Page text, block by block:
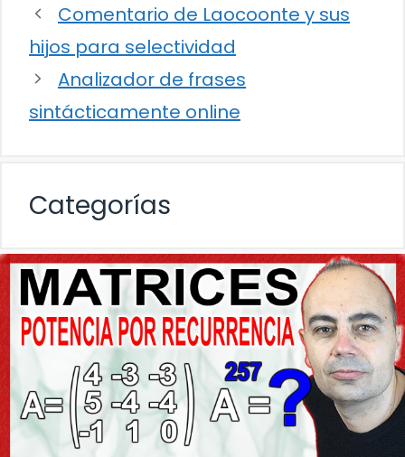
Comentario de Laocoonte y sus
hijos para selectividad
Analizador de frases
sintácticamente online
Categorías